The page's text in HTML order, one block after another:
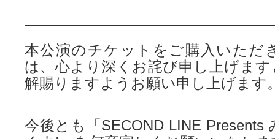
本公演のチケットをご購入いただ
は、心より深くお詫び申し上げま
解賜りますようお願い申し上げます
今後とも「SECOND LINE Presents